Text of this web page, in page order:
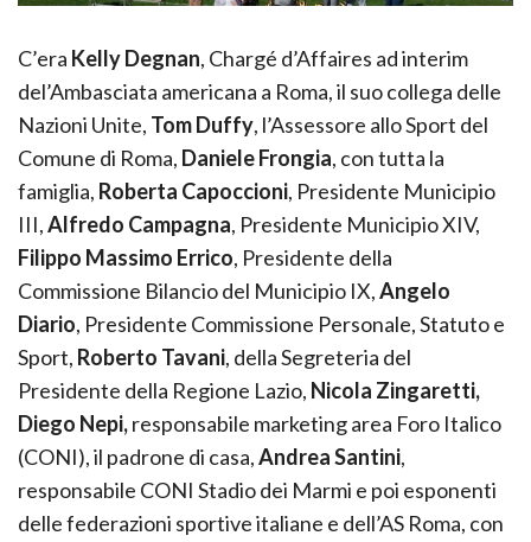
C’era Kelly Degnan, Chargé d’Affaires ad interim
del’Ambasciata americana a Roma, il suo collega delle
Nazioni Unite, Tom Duffy, l’Assessore allo Sport del
Comune di Roma, Daniele Frongia, con tutta la
famiglia, Roberta Capoccioni, Presidente Municipio
III,Alfredo Campagna, Presidente Municipio XIV,
Filippo Massimo Errico, Presidente della
Commissione Bilancio del Municipio IX,Angelo
Diario, Presidente Commissione Personale, Statuto e
Sport, Roberto Tavani, della Segreteria del
Presidente della Regione Lazio, Nicola Zingaretti,
Diego Nepi,responsabile marketing area Foro Italico
(CONI), il padrone di casa,Andrea Santini,
responsabile CONI Stadio dei Marmi e poi esponenti
delle federazioni sportive italiane e dell’AS Roma, con